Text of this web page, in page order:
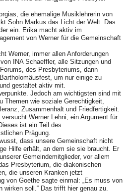
die ehemalige Musiklehrerin von
Sohn Markus das Licht der Welt. Das
ein. Erika macht aktiv im
von Werner für die Gemeinschaft
Werner, immer allen Anforderungen
INA Schaeffler, alle Sitzungen und
des Presbyteriums, dann
um nur einige zu
gestaltet aktiv mit.
Jedoch am wichtigsten sind mit
Themen wie soziale Gerechtigkeit,
Zusammenhalt und Friedfertigkeit.
Werner Lehni, ein Argument für
ist ein Teil des
Prägung.
dass unsere Gemeinschaft nicht
Hilfe erhält, an dem sie sie braucht. Er
Gemeindemitglieder, vor allem
Presbyterium, die diakonischen
die unseren Kranken jetzt
von Goethe sagte einmal: „Es muss von
wirken soll.“ Das trifft hier genau zu.